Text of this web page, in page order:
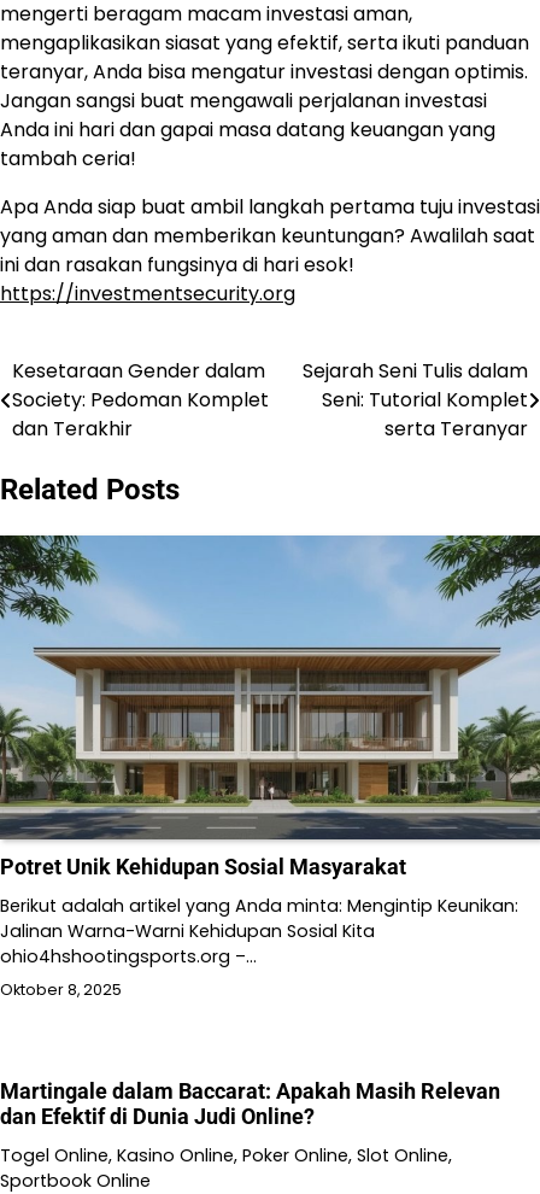
mengerti beragam macam investasi aman,
mengaplikasikan siasat yang efektif, serta ikuti panduan
teranyar, Anda bisa mengatur investasi dengan optimis.
Jangan sangsi buat mengawali perjalanan investasi
Anda ini hari dan gapai masa datang keuangan yang
tambah ceria!
Apa Anda siap buat ambil langkah pertama tuju investasi
yang aman dan memberikan keuntungan? Awalilah saat
ini dan rasakan fungsinya di hari esok!
https://investmentsecurity.org
Navigasi
pos
Kesetaraan Gender dalam
Society: Pedoman Komplet
dan Terakhir
Sejarah Seni Tulis dalam
Seni: Tutorial Komplet
serta Teranyar
Related Posts
Potret Unik Kehidupan Sosial Masyarakat
Berikut adalah artikel yang Anda minta: Mengintip Keunikan:
Jalinan Warna-Warni Kehidupan Sosial Kita
ohio4hshootingsports.org –…
Oktober 8, 2025
Martingale dalam Baccarat: Apakah Masih Relevan
dan Efektif di Dunia Judi Online?
Togel Online, Kasino Online, Poker Online, Slot Online,
Sportbook Online